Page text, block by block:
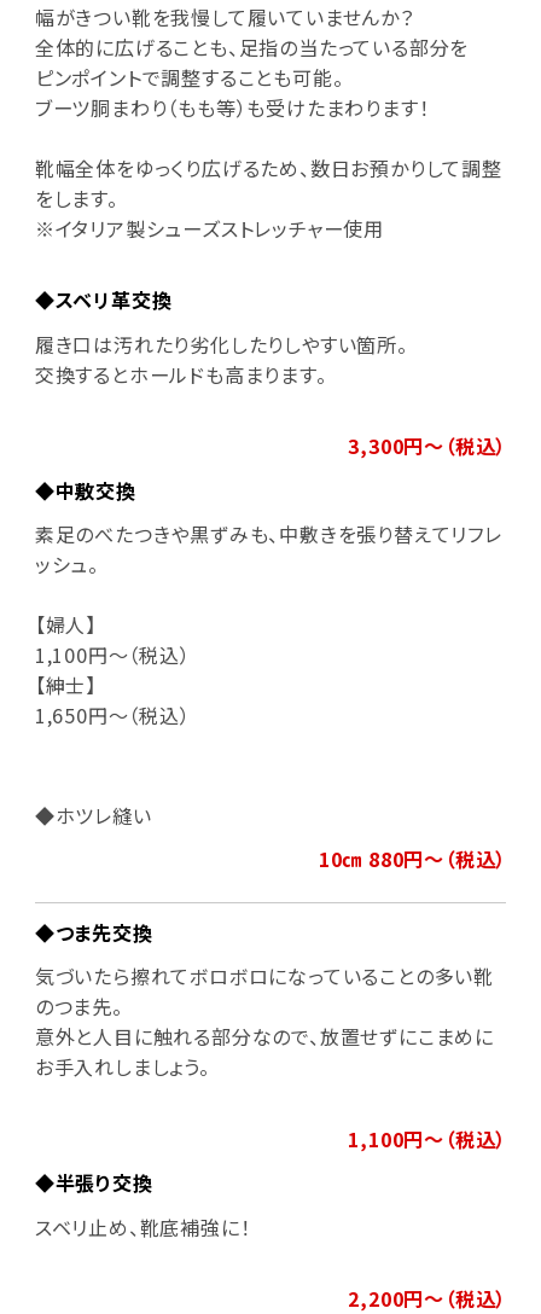
幅がきつい靴を我慢して履いていませんか？
全体的に広げることも、足指の当たっている部分を
ピンポイントで調整することも可能。
ブーツ胴まわり（もも等）も受けたまわります！
靴幅全体をゆっくり広げるため、数日お預かりして調整
をします。
※イタリア製シューズストレッチャー使用
◆スベリ革交換
履き口は汚れたり劣化したりしやすい箇所。
交換するとホールドも高まります。
3,300円～（税込）
◆中敷交換
素足のべたつきや黒ずみも、中敷きを張り替えてリフレ
ッシュ。
【婦人】
1,100円～（税込）
【紳士】
1,650円～（税込）
◆ホツレ縫い
10㎝ 880円～（税込）
◆つま先交換
気づいたら擦れてボロボロになっていることの多い靴
のつま先。
意外と人目に触れる部分なので、放置せずにこまめに
お手入れしましょう。
1,100円～（税込）
◆半張り交換
スベリ止め、靴底補強に！
2,200円～（税込）